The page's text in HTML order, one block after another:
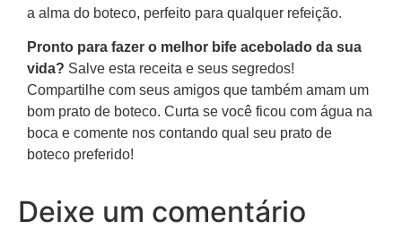
a alma do boteco, perfeito para qualquer refeição.
Pronto para fazer o melhor bife acebolado da sua
vida? Salve esta receita e seus segredos!
Compartilhe com seus amigos que também amam um
bom prato de boteco. Curta se você ficou com água na
boca e comente nos contando qual seu prato de
boteco preferido!
Deixe um comentário